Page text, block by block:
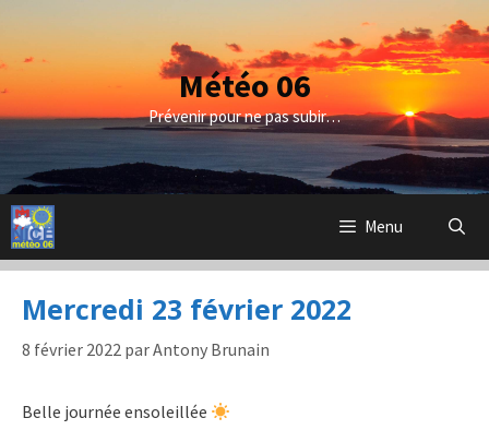
contenu
Météo 06
Prévenir pour ne pas subir…
Menu
Mercredi 23 février 2022
8 février 2022 parAntony Brunain
Belle journée ensoleillée